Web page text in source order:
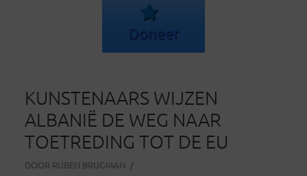
Doneer
KUNSTENAARS WIJZEN
ALBANIË DE WEG NAAR
TOETREDING TOT DE EU
DOOR RUBEN BRUGMAN